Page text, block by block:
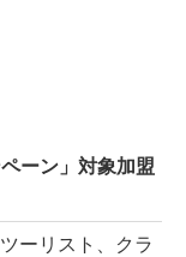
ーン」対象加盟
ーリスト、クラ